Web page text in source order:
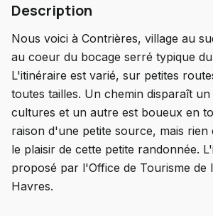
Description
Nous voici à Contrières, village au
au coeur du bocage serré typique
L'itinéraire est varié, sur petites
toutes tailles. Un chemin disparaît
cultures et un autre est boueux en
raison d'une petite source, mais rien
le plaisir de cette petite randonnée.
proposé par l'Office de Tourisme de
Havres.